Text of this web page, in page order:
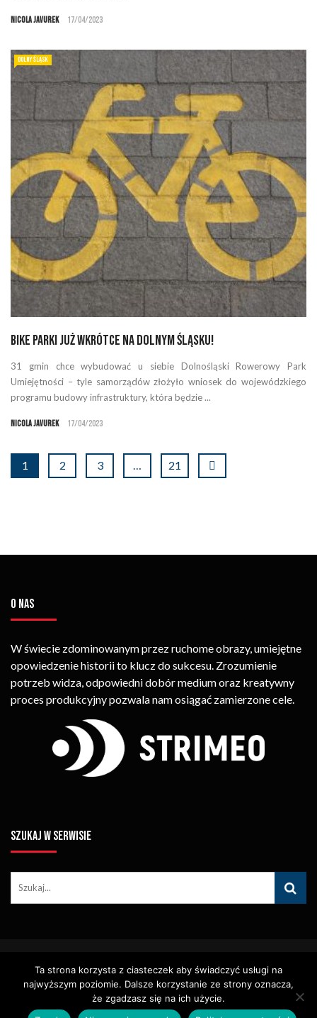
Nicola Javurek 17/04/2023
DOLNY ŚLĄSK
Bike Parki już wkrótce na Dolnym Śląsku!
31 gmin chce wybudować u siebie Dolnośląski Rowerowy Park
Umiejętności – tyle samorządów złożyło wniosek do wojewódzkiego
programu budowy infrastruktury, która będzie ...
Nicola Javurek 17/04/2023
1 2 3 … 21
O NAS
W świecie zdominowanym przez ruchome obrazy, umiejętne
opowiedzenie historii to klucz do sukcesu. Zrozumienie
potrzeb widza, odpowiedni dobór medium oraz kreatywny
proces produkcyjny pozwala nam osiągać zamierzone cele.
SZUKAJ W SERWISIE
Tym Zdjęć, Materiałów Wideo) Bez Pisemnego Zezwolenia
Zabronione.
Identyfikacja Wizualna – Logotypy
Polityka Cookies
Polityka Prywatności
Ta strona korzysta z ciasteczek aby świadczyć usługi na
najwyższym poziomie. Dalsze korzystanie ze strony oznacza,
że zgadzasz się na ich użycie.